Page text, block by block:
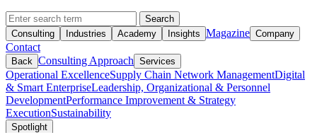
Search
Consulting
Industries Academy Insights Magazine Company
Contact
Back Consulting Approach Services
Operational ExcellenceSupply Chain Network ManagementDigital
& Smart EnterpriseLeadership, Organizational & Personnel
DevelopmentPerformance Improvement & Strategy
ExecutionSustainability
Spotlight